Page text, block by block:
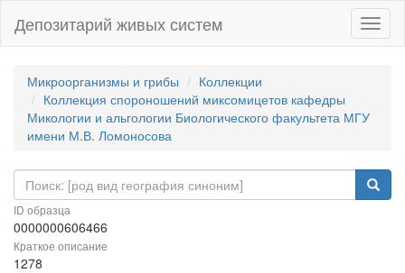
Депозитарий живых систем
Микроорганизмы и грибы
Коллекции
Коллекция спороношений миксомицетов кафедры
Микологии и альгологии Биологического факультета МГУ
имени М.В. Ломоносова
ID образца
0000000606466
Краткое описание
1278